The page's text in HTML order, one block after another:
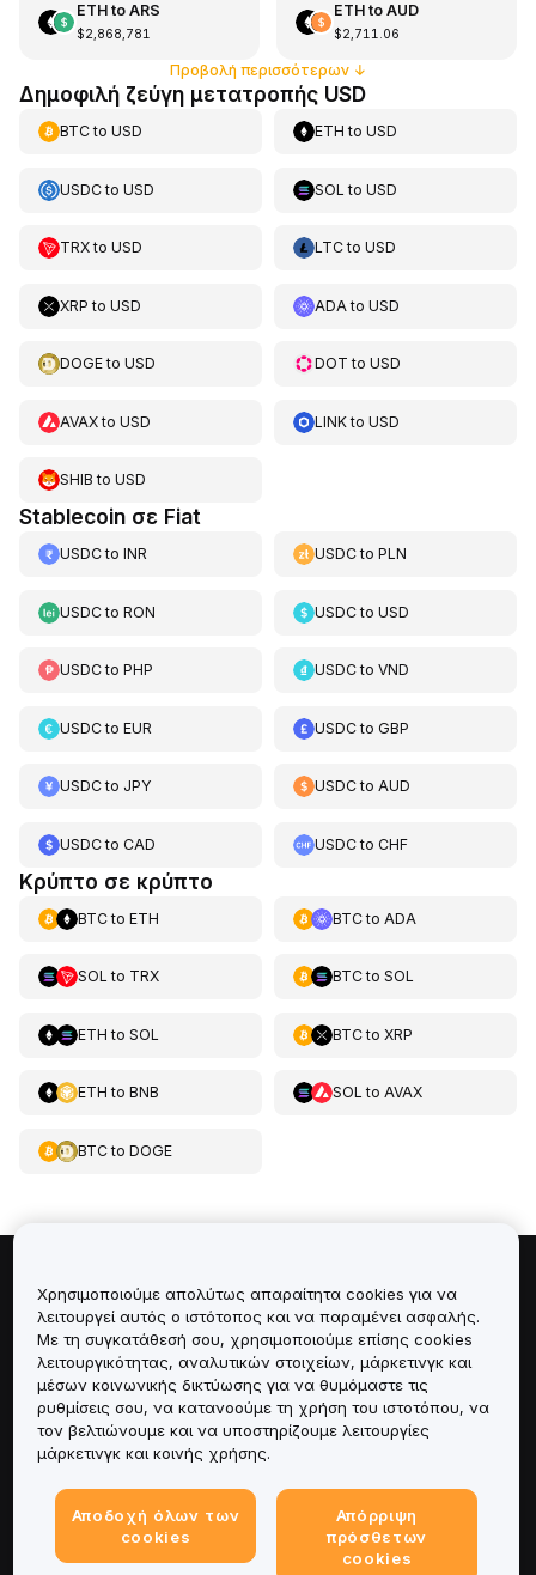
ETHto ARS
$2,868,781
ETHto AUD
$2,711.06
Προβολή περισσότερων↓
Δημοφιλή ζεύγη μετατροπής USD
BTCto USD ETH toUSD
USDCto USD SOL toUSD
TRXto USD LTCtoUSD
XRP to USD ADA toUSD
DOGEto USD DOT toUSD
AVAXto USD LINKtoUSD
SHIB to USD
Stablecoin σε Fiat
USDCto INR USDCtoPLN
USDCto RON USDCtoUSD
USDCto PHP USDCtoVND
USDCto EUR USDCtoGBP
USDCto JPY USDCtoAUD
USDCto CAD USDCtoCHF
Κρύπτο σε κρύπτο
BTCto ETH BTCto ADA
SOL to TRX BTCto SOL
ETH to SOL BTCto XRP
ETH to BNB SOL to AVAX
BTCto DOGE
Πληροφορίες για
Υπηρεσίες
Υποστήριξη
Προϊόντα
Νομικά
Χρησιμοποιούμε απολύτως απαραίτητα cookies για να
λειτουργεί αυτός ο ιστότοπος και να παραμένει ασφαλής.
Με τη συγκατάθεσή σου, χρησιμοποιούμε επίσης cookies
λειτουργικότητας, αναλυτικών στοιχείων, μάρκετινγκ και
μέσων κοινωνικής δικτύωσης για να θυμόμαστε τις
ρυθμίσεις σου, να κατανοούμε τη χρήση του ιστοτόπου, να
τον βελτιώνουμε και να υποστηρίζουμε λειτουργίες
μάρκετινγκ και κοινής χρήσης.
Αποδοχή όλων των
cookies
Απόρριψη
πρόσθετων
cookies